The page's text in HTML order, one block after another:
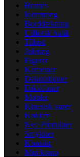
Brands
Indretning
Borddækning
Udforsk butik
Tilbud
Juleting
Figurer
Kameraer
Dekorationer
Diktafoner
Møbler
Kinesisk varer
Køkken
Nye Produkter
Smykker
Kontakt
Min konto